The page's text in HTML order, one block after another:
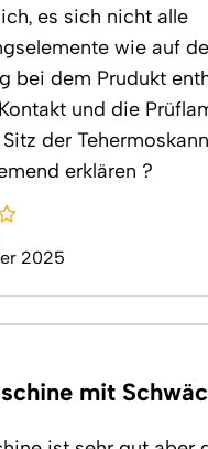
es sich nicht alle
wie auf
bei dem Prudukt
und die
der
erklären ?
2025
mit